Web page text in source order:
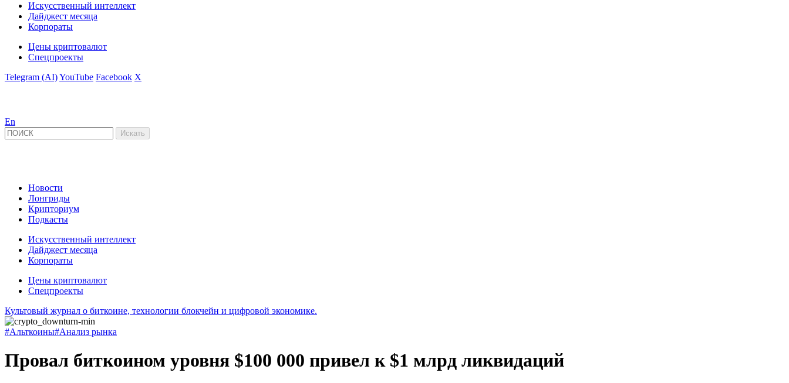
Искусственный интеллект
Дайджест месяца
Корпораты
Цены криптовалют
Спецпроекты
Telegram (AI)YouTube Facebook X
En
Новости
Лонгриды
Крипториум
Подкасты
Искусственный интеллект
Дайджест месяца
Корпораты
Цены криптовалют
Спецпроекты
Культовый журнал о биткоине, технологии блокчейн и цифровой экономике.
#Альткоины#Анализ рынка
Провал биткоином уровня $100 000 привел к $1 млрд ликвидаций